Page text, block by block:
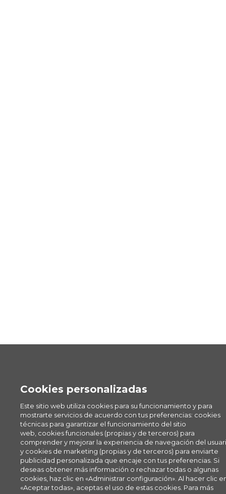
Cookies personalizadas
Este sitio web utiliza cookies para su funcionamiento y para
mostrarte servicios de acuerdo con tus preferencias: cookies
técnicas para garantizar el funcionamiento del sitio
web, cookies funcionales (propias y de terceros) para
comprender y mejorar la experiencia de navegación del
y cookies de marketing (propias y de terceros) para enviarte
publicidad personalizada que encaje con tus preferencias. Si
deseas obtener más información o rechazar todas o algunas
cookies, haz clic en «Administrar configuración». Al hacer clic
«Aceptar todas», aceptas el uso de estas cookies. Para más